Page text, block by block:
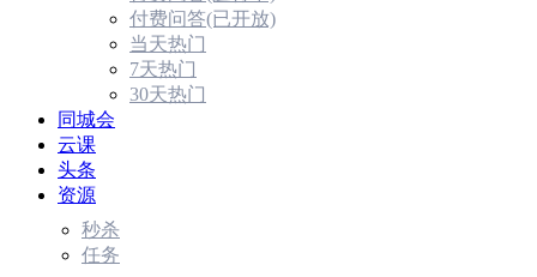
付费问答(已开放)
当天热门
7天热门
30天热门
同城会
云课
头条
资源
秒杀
任务